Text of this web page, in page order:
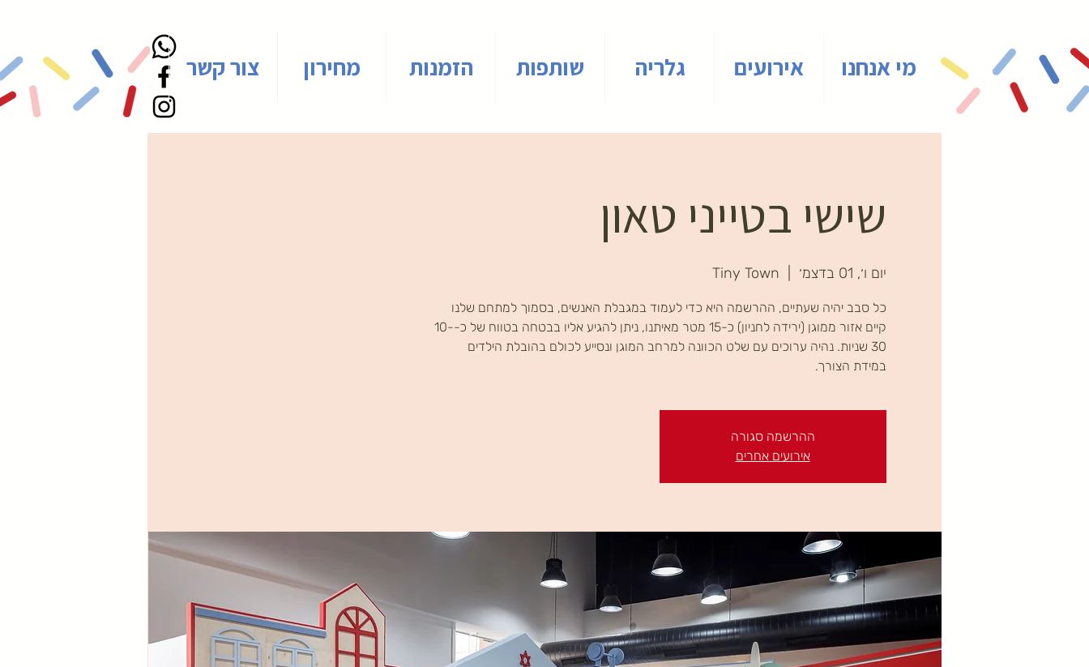
מי אנחנו אירועים גלריה שותפות הזמנות מחירון צור קשר
שישי בטייני טאון
יום ו׳, 01 בדצמ׳ Tiny Town
כל סבב יהיה שעתיים, ההרשמה היא כדי לעמוד במגבלת האנשים, בסמוך למתחם שלנו
קיים אזור ממוגן (ירידה לחניון) כ-15 מטר מאיתנו, ניתן להגיע אליו בבטחה בטווח של כ-10-
30 שניות. נהיה ערוכים עם שלט הכוונה למרחב המוגן ונסייע לכולם בהובלת הילדים
במידת הצורך.
ההרשמה סגורה
אירועים אחרים